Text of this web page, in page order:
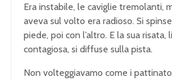
Era instabile, le caviglie tremolanti,
aveva sul volto era radioso. Si
piede, poi con l’altro. E la sua risata,
contagiosa, si diffuse sulla pista.
Non volteggiavamo come i